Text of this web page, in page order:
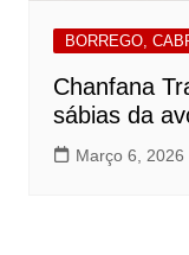
BORREGO,
Chanfana
sábias da
Março 6, 2026